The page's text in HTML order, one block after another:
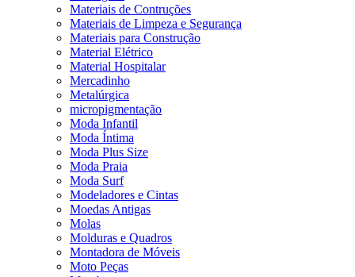
Materiais de Contruções
Materiais de Limpeza e Segurança
Materiais para Construção
Material Elétrico
Material Hospitalar
Mercadinho
Metalúrgica
micropigmentação
Moda Infantil
Moda Íntima
Moda Plus Size
Moda Praia
Moda Surf
Modeladores e Cintas
Moedas Antigas
Molas
Molduras e Quadros
Montadora de Móveis
Moto Peças